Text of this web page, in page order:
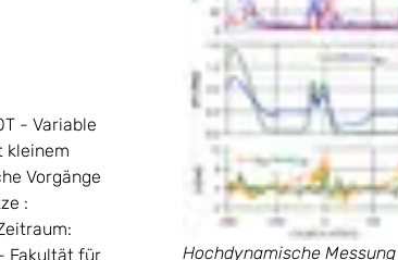
- Variable
kleinem
Vorgänge
:
Fakultät für
Hochdynamische